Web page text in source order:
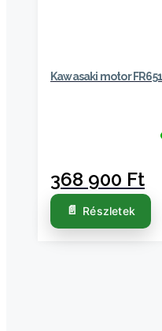
Kawasaki motor
368 900 Ft
Részletek